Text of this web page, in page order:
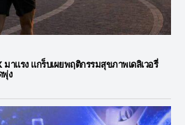
าแรง แกร็บเผยพฤติกรรมสุขภาพเดลิเวอรี่
ง